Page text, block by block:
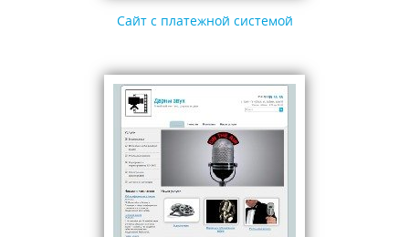
Сайт с платежной системой